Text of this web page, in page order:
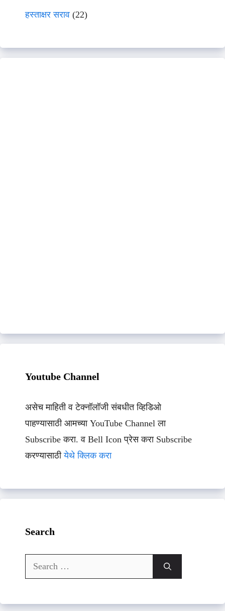
हस्ताक्षर सराव (22)
Youtube Channel
असेच माहिती व टेक्नॉलॉजी संबधीत व्हिडिओ
पाहण्यासाठी आमच्या YouTube Channel ला
Subscribe करा. व Bell Icon प्रेस करा Subscribe
करण्यासाठीयेथे क्लिक करा
Search
Search
for: